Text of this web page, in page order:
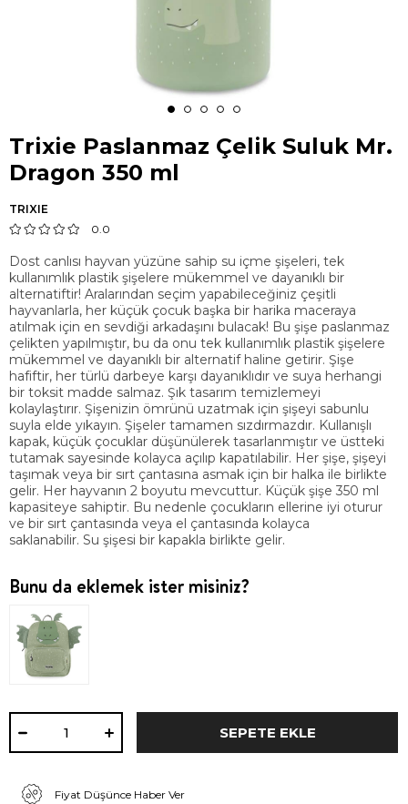
Trixie Paslanmaz Çelik Suluk Mr.
Dragon 350 ml
TRIXIE
0.0
Dost canlısı hayvan yüzüne sahip su içme şişeleri, tek
kullanımlık plastik şişelere mükemmel ve dayanıklı bir
alternatiftir! Aralarından seçim yapabileceğiniz çeşitli
hayvanlarla, her küçük çocuk başka bir harika maceraya
atılmak için en sevdiği arkadaşını bulacak! Bu şişe paslanmaz
çelikten yapılmıştır, bu da onu tek kullanımlık plastik şişelere
mükemmel ve dayanıklı bir alternatif haline getirir. Şişe
hafiftir, her türlü darbeye karşı dayanıklıdır ve suya herhangi
bir toksit madde salmaz. Şık tasarım temizlemeyi
kolaylaştırır. Şişenizin ömrünü uzatmak için şişeyi sabunlu
suyla elde yıkayın. Şişeler tamamen sızdırmazdır. Kullanışlı
kapak, küçük çocuklar düşünülerek tasarlanmıştır ve üstteki
tutamak sayesinde kolayca açılıp kapatılabilir. Her şişe, şişeyi
taşımak veya bir sırt çantasına asmak için bir halka ile birlikte
gelir. Her hayvanın 2 boyutu mevcuttur. Küçük şişe 350 ml
kapasiteye sahiptir. Bu nedenle çocukların ellerine iyi oturur
ve bir sırt çantasında veya el çantasında kolayca
saklanabilir. Su şişesi bir kapakla birlikte gelir.
Bunu da eklemek ister misiniz?
Fiyat Düşünce Haber Ver